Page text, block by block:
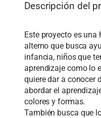
Descripción del
Este proyecto es una
alterno que busca
infancia, niños que
aprendizaje como lo
quiere dar a conocer
abordar el
colores y formas.
También busca que